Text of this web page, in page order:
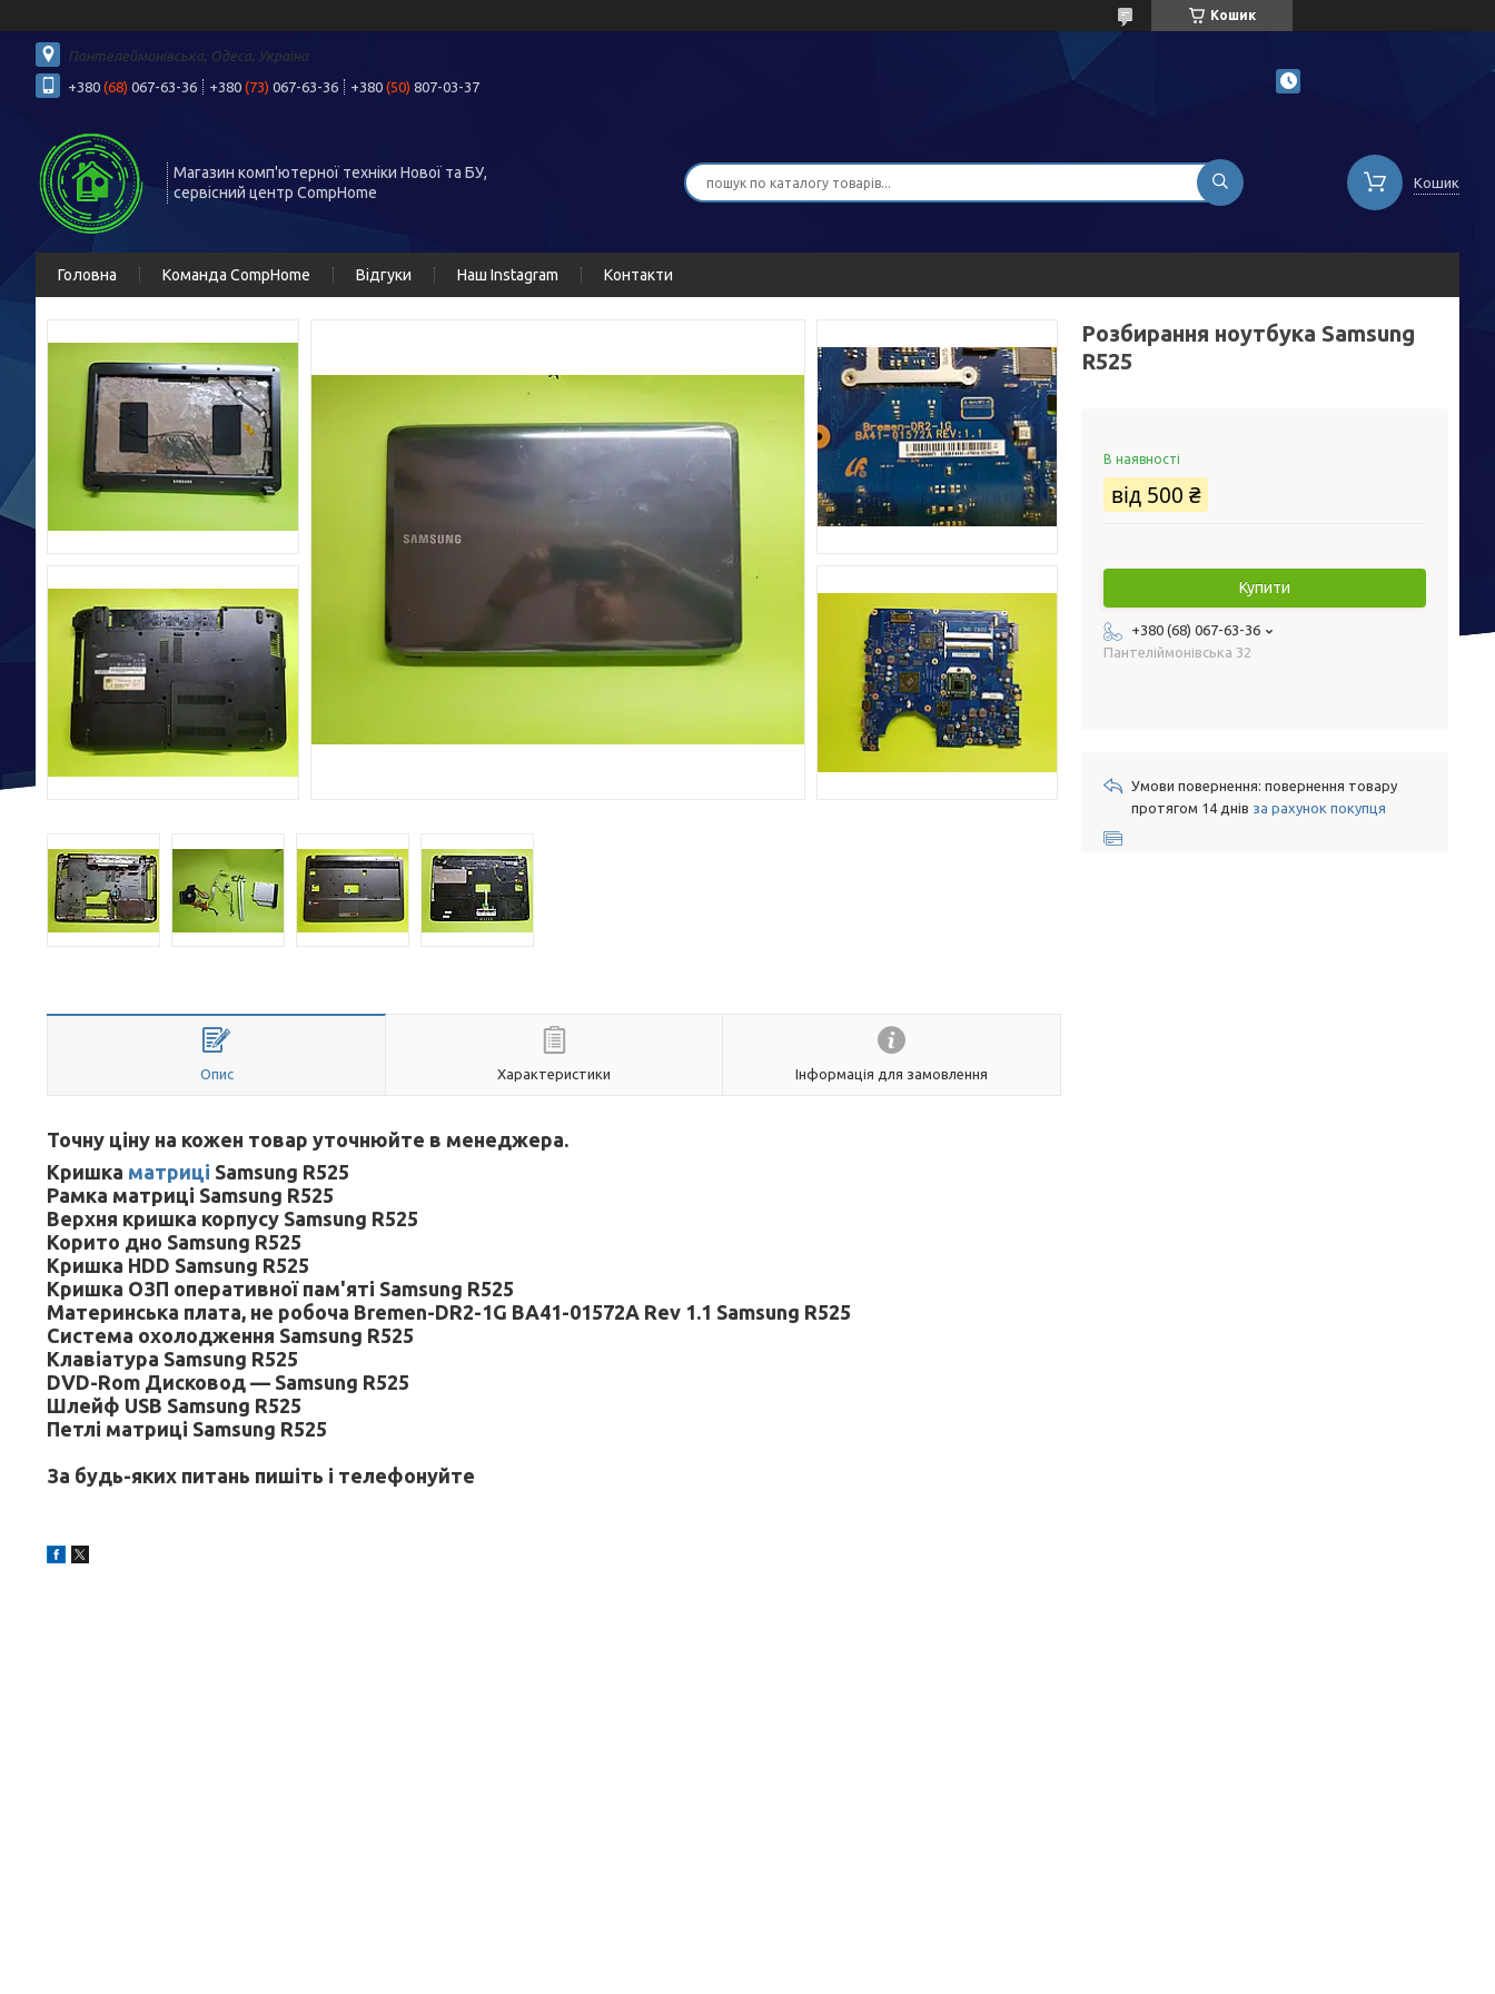
Кошик
Пантелеймонівська, Одеса, Україна
+380 (68) 067-63-36 +380 (73) 067-63-36 +380 (50) 807-03-37
Магазин комп'ютерної техніки Нової та БУ,
сервісний центр CompHome
Кошик
Головна Команда CompHome Відгуки Наш Instagram Контакти
Опис Характеристики Інформація для замовлення
Точну ціну на кожен товар уточнюйте в менеджера.
Кришка матриці Samsung R525
Рамка матриці Samsung R525
Верхня кришка корпусу Samsung R525
Корито дно Samsung R525
Кришка HDD Samsung R525
Кришка ОЗП оперативної пам'яті Samsung R525
Материнська плата, не робоча Bremen-DR2-1G BA41-01572A Rev 1.1 Samsung R525
Система охолодження Samsung R525
Клавіатура Samsung R525
DVD-Rom Дисковод — Samsung R525
Шлейф USB Samsung R525
Петлі матриці Samsung R525
За будь-яких питань пишіть і телефонуйте
Розбирання ноутбука Samsung
R525
В наявності
від 500 ₴
Купити
+380 (68) 067-63-36
Пантеліймонівська 32
повернення товару
протягом 14 днів за рахунок покупця